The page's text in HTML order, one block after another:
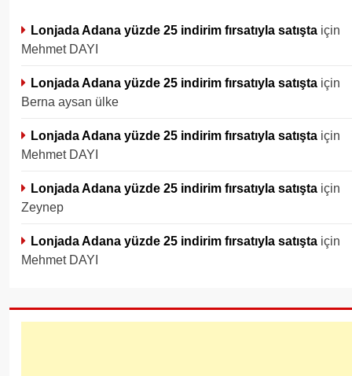
Lonjada Adana yüzde 25 indirim fırsatıyla satışta için
Mehmet DAYI
Lonjada Adana yüzde 25 indirim fırsatıyla satışta için
Berna aysan ülke
Lonjada Adana yüzde 25 indirim fırsatıyla satışta için
Mehmet DAYI
Lonjada Adana yüzde 25 indirim fırsatıyla satışta için
Zeynep
Lonjada Adana yüzde 25 indirim fırsatıyla satışta için
Mehmet DAYI